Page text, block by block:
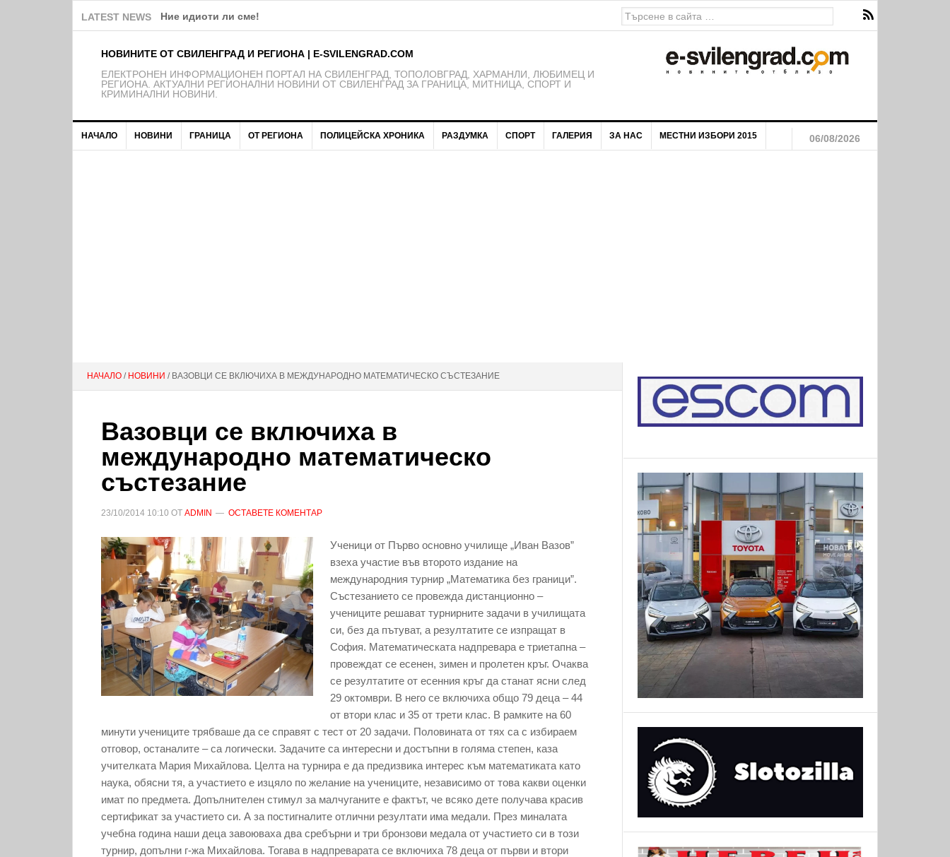
LATEST NEWS Ние идиоти ли сме!
НОВИНИТЕ ОТ СВИЛЕНГРАД И РЕГИОНА | E-SVILENGRAD.COM
EЛЕКТРОНЕН ИНФОРМАЦИОНЕН ПОРТАЛ НА СВИЛЕНГРАД, ТОПОЛОВГРАД, ХАРМАНЛИ, ЛЮБИМЕЦ И
РЕГИОНА. АКТУАЛНИ РЕГИОНАЛНИ НОВИНИ ОТ СВИЛЕНГРАД ЗА ГРАНИЦА, МИТНИЦА, СПОРТ И
КРИМИНАЛНИ НОВИНИ.
НАЧАЛО НОВИНИ ГРАНИЦА ОТ РЕГИОНА ПОЛИЦЕЙСКА ХРОНИКА РАЗДУМКА СПОРТ ГАЛЕРИЯ ЗА НАС МЕСТНИ ИЗБОРИ 2015 06/08/2026
НАЧАЛО / НОВИНИ / ВАЗОВЦИ СЕ ВКЛЮЧИХА В МЕЖДУНАРОДНО МАТЕМАТИЧЕСКО СЪСТЕЗАНИЕ
Вазовци се включиха в
международно математическо
състезание
23/10/2014 10:10 ОТ ADMIN ОСТАВЕТЕ КОМЕНТАР
Ученици от Първо основно училище „Иван Вазов”
взеха участие във второто издание на
международния турнир „Математика без граници”.
Състезанието се провежда дистанционно –
учениците решават турнирните задачи в училищата
си, без да пътуват, а резултатите се изпращат в
София. Математическата надпревара е триетапна –
провеждат се есенен, зимен и пролетен кръг. Очаква
се резултатите от есенния кръг да станат ясни след
29 октомври. В него се включиха общо 79 деца – 44
от втори клас и 35 от трети клас. В рамките на 60
минути учениците трябваше да се справят с тест от 20 задачи. Половината от тях са с избираем
отговор, останалите – са логически. Задачите са интересни и достъпни в голяма степен, каза
учителката Мария Михайлова. Целта на турнира е да предизвика интерес към математиката като
наука, обясни тя, а участието е изцяло по желание на учениците, независимо от това какви оценки
имат по предмета. Допълнителен стимул за малчуганите е фактът, че всяко дете получава красив
сертификат за участието си. А за постигналите отлични резултати има медали. През миналата
учебна година наши деца завоюваха два сребърни и три бронзови медала от участието си в този
турнир, допълни г-жа Михайлова. Тогава в надпреварата се включиха 78 деца от първи и втори